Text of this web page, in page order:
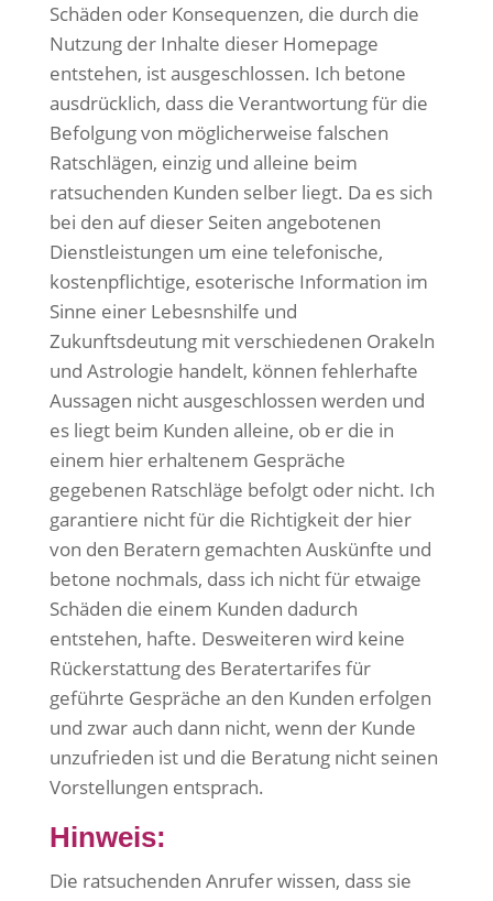
Schäden oder Konsequenzen, die durch die
Nutzung der Inhalte dieser Homepage
entstehen, ist ausgeschlossen. Ich betone
ausdrücklich, dass die Verantwortung für die
Befolgung von möglicherweise falschen
Ratschlägen, einzig und alleine beim
ratsuchenden Kunden selber liegt. Da es sich
bei den auf dieser Seiten angebotenen
Dienstleistungen um eine telefonische,
kostenpflichtige, esoterische Information im
Sinne einer Lebesnshilfe und
Zukunftsdeutung mit verschiedenen Orakeln
und Astrologie handelt, können fehlerhafte
Aussagen nicht ausgeschlossen werden und
es liegt beim Kunden alleine, ob er die in
einem hier erhaltenem Gespräche
gegebenen Ratschläge befolgt oder nicht. Ich
garantiere nicht für die Richtigkeit der hier
von den Beratern gemachten Auskünfte und
betone nochmals, dass ich nicht für etwaige
Schäden die einem Kunden dadurch
entstehen, hafte. Desweiteren wird keine
Rückerstattung des Beratertarifes für
geführte Gespräche an den Kunden erfolgen
und zwar auch dann nicht, wenn der Kunde
unzufrieden ist und die Beratung nicht seinen
Vorstellungen entsprach.
Hinweis:
Die ratsuchenden Anrufer wissen, dass sie